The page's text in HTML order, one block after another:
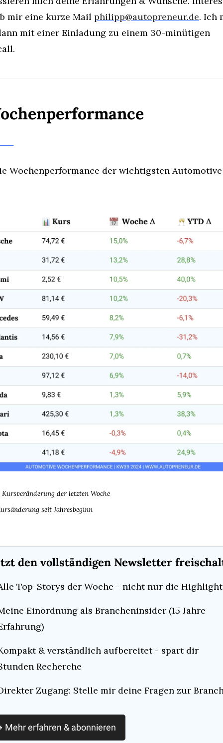
mir eine kurze Mail philipp@autopreneur.de. Ich
mit einer Einladung zu einem 30-minütigen
Wochenperformance der wichtigsten
Kursveränderung der letzten Woche
seit Jahresbeginn
den vollständigen Newsletter
Top-Storys der Woche - nicht nur die
Einordnung als Brancheninsider (15 Jahre
& verständlich aufbereitet - spart dir
Recherche
Zugang: Stelle mir deine Fragen zur
Mehr erfahren & abonnieren